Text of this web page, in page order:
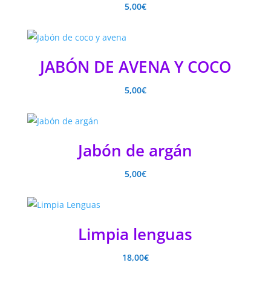
5,00€
JABÓN DE AVENA Y COCO
5,00€
Jabón de argán
5,00€
Limpia lenguas
18,00€